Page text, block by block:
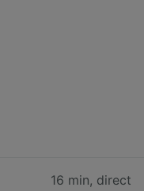
16 min, direct